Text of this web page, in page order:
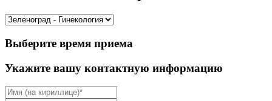
Выберите время приема
Укажите вашу контактную информацию